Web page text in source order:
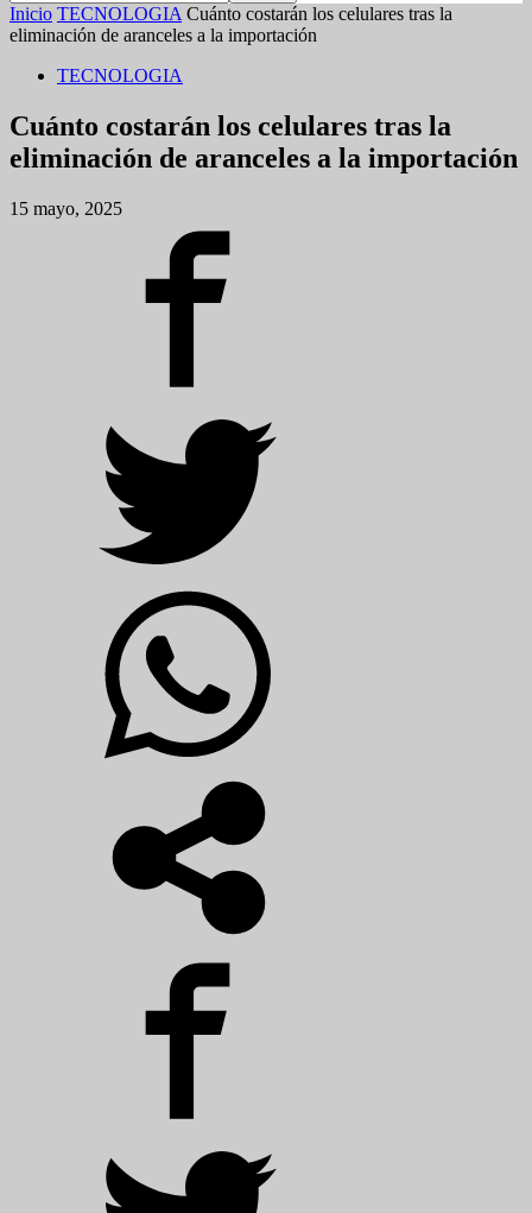
Inicio TECNOLOGIA Cuánto costarán los celulares tras la
eliminación de aranceles a la importación
TECNOLOGIA
Cuánto costarán los celulares tras la
eliminación de aranceles a la importación
15 mayo, 2025